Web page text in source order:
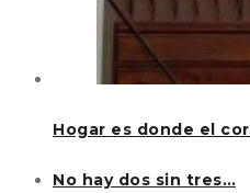
Hogar es donde el
No hay dos sin tres…